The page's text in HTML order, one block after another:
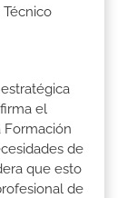
el
Formación
de
que esto
de